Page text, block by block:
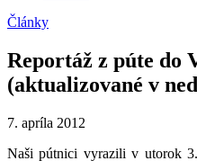
Články
Reportáž z púte do
(aktualizované v
7. apríla 2012
Naši pútnici vyrazili v utorok